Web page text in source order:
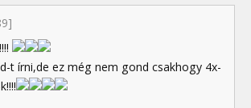
t írni,de ez még nem gond csakhogy 4x-